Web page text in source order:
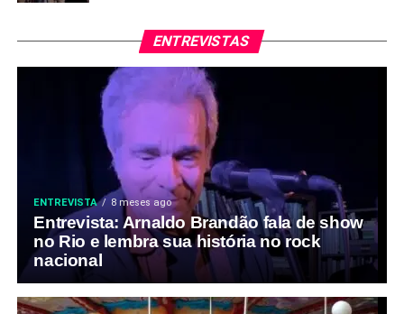
ENTREVISTAS
ENTREVISTA 8 meses ago
Entrevista: Arnaldo Brandão fala de show
no Rio e lembra sua história no rock
nacional